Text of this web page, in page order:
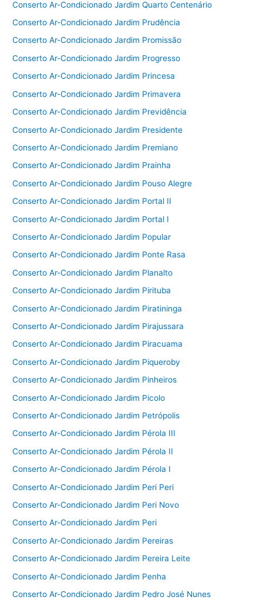
Conserto Ar-Condicionado Jardim Quarto Centenário
Conserto Ar-Condicionado Jardim Prudência
Conserto Ar-Condicionado Jardim Promissão
Conserto Ar-Condicionado Jardim Progresso
Conserto Ar-Condicionado Jardim Princesa
Conserto Ar-Condicionado Jardim Primavera
Conserto Ar-Condicionado Jardim Previdência
Conserto Ar-Condicionado Jardim Presidente
Conserto Ar-Condicionado Jardim Premiano
Conserto Ar-Condicionado Jardim Prainha
Conserto Ar-Condicionado Jardim Pouso Alegre
Conserto Ar-Condicionado Jardim Portal II
Conserto Ar-Condicionado Jardim Portal I
Conserto Ar-Condicionado Jardim Popular
Conserto Ar-Condicionado Jardim Ponte Rasa
Conserto Ar-Condicionado Jardim Planalto
Conserto Ar-Condicionado Jardim Pirituba
Conserto Ar-Condicionado Jardim Piratininga
Conserto Ar-Condicionado Jardim Pirajussara
Conserto Ar-Condicionado Jardim Piracuama
Conserto Ar-Condicionado Jardim Piqueroby
Conserto Ar-Condicionado Jardim Pinheiros
Conserto Ar-Condicionado Jardim Picolo
Conserto Ar-Condicionado Jardim Petrópolis
Conserto Ar-Condicionado Jardim Pérola III
Conserto Ar-Condicionado Jardim Pérola II
Conserto Ar-Condicionado Jardim Pérola I
Conserto Ar-Condicionado Jardim Peri Peri
Conserto Ar-Condicionado Jardim Peri Novo
Conserto Ar-Condicionado Jardim Peri
Conserto Ar-Condicionado Jardim Pereiras
Conserto Ar-Condicionado Jardim Pereira Leite
Conserto Ar-Condicionado Jardim Penha
Conserto Ar-Condicionado Jardim Pedro José Nunes